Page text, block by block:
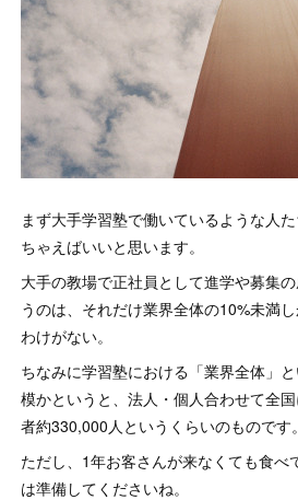
まず大手学習塾で働いているような人
ちゃえばいいと思います。
大手の教場で正社員として進学や募集
うのは、それだけ業界全体の10%未満
わけがない。
ちなみに学習塾における「業界全体」
模かというと、法人・個人合わせて全
者約330,000人というくらいのものです。
ただし、1年お客さんが来なくても食べ
は準備してくださいね。